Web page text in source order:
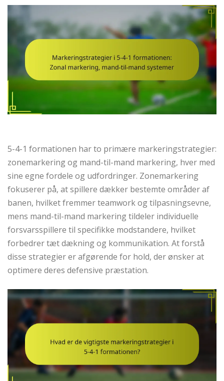
5-4-1 formationen har to primære markeringstrategier:
zonemarkering og mand-til-mand markering, hver med
sine egne fordele og udfordringer. Zonemarkering
fokuserer på, at spillere dækker bestemte områder af
banen, hvilket fremmer teamwork og tilpasningsevne,
mens mand-til-mand markering tildeler individuelle
forsvarsspillere til specifikke modstandere, hvilket
forbedrer tæt dækning og kommunikation. At forstå
disse strategier er afgørende for hold, der ønsker at
optimere deres defensive præstation.